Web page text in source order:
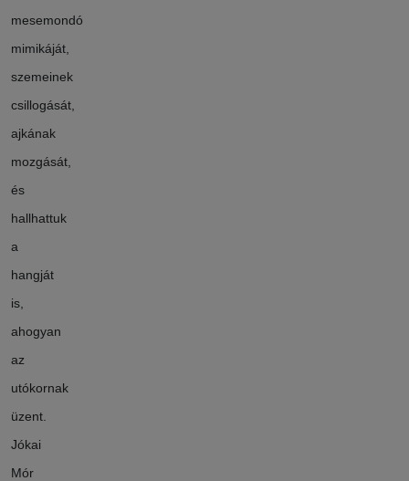
mesemondó
mimikáját,
szemeinek
csillogását,
ajkának
mozgását,
és
hallhattuk
a
hangját
is,
ahogyan
az
utókornak
üzent.
Jókai
Mór